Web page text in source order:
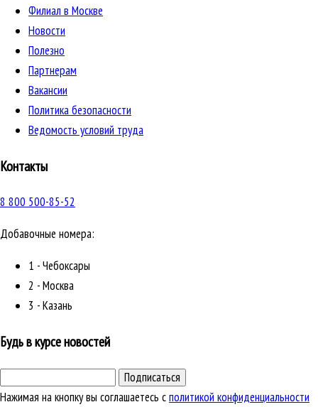
Филиал в Москве
Новости
Полезно
Партнерам
Вакансии
Политика безопасности
Ведомость условий труда
Контакты
8 800 500-85-52
Добавочные номера:
1 - Чебоксары
2 - Москва
3 - Казань
Будь в курсе новостей
Подписаться
Нажимая на кнопку вы соглашаетесь сполитикой конфиденциальности